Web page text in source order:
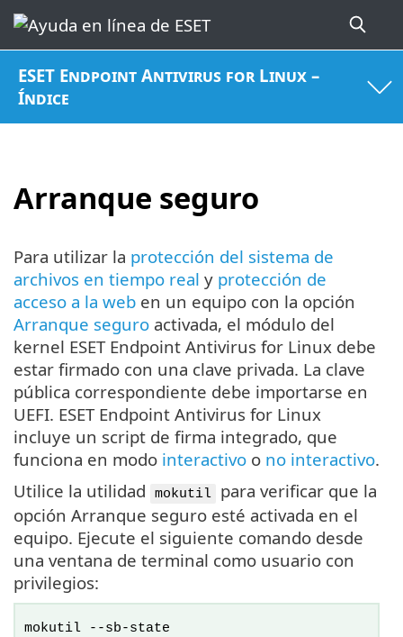
ESET Endpoint Antivirus for Linux –
Índice
Arranque seguro
Para utilizar la protección del sistema de
archivos en tiempo real y protección de
acceso a la web en un equipo con la opción
Arranque seguro activada, el módulo del
kernel ESET Endpoint Antivirus for Linux debe
estar firmado con una clave privada. La clave
pública correspondiente debe importarse en
UEFI. ESET Endpoint Antivirus for Linux
incluye un script de firma integrado, que
funciona en modo interactivo o no interactivo.
Utilice la utilidad
mokutil
para verificar que la
opción Arranque seguro esté activada en el
equipo. Ejecute el siguiente comando desde
una ventana de terminal como usuario con
privilegios:
mokutil --sb-state